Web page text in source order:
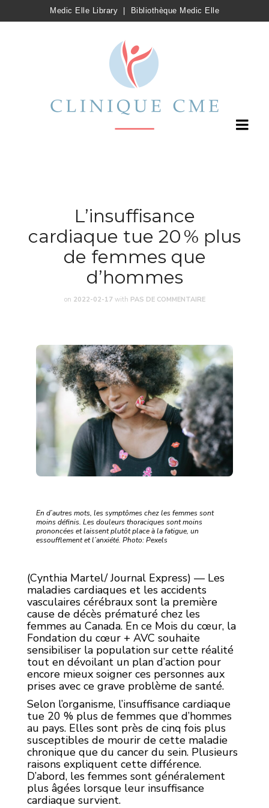
Medic Elle Library Bibliothèque Medic Elle
L’insuffisance
cardiaque tue 20 % plus
de femmes que
d’hommes
on 2022-02-17 with PAS DE COMMENTAIRE
En d’autres mots, les symptômes chez les femmes sont
moins définis. Les douleurs thoraciques sont moins
prononcées et laissent plutôt place à la fatigue, un
essoufflement et l’anxiété. Photo: Pexels
(Cynthia Martel/ Journal Express) — Les
maladies cardiaques et les accidents
vasculaires cérébraux sont la première
cause de décès prématuré chez les
femmes au Canada. En ce Mois du cœur, la
Fondation du cœur + AVC souhaite
sensibiliser la population sur cette réalité
tout en dévoilant un plan d’action pour
encore mieux soigner ces personnes aux
prises avec ce grave problème de santé.
Selon l’organisme, l’insuffisance cardiaque
tue 20 % plus de femmes que d’hommes
au pays. Elles sont près de cinq fois plus
susceptibles de mourir de cette maladie
chronique que du cancer du sein. Plusieurs
raisons expliquent cette différence.
D’abord, les femmes sont généralement
plus âgées lorsque leur insuffisance
cardiaque survient.